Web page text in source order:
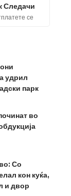
Следачи
се
удрил
парк
во
Со
кон куќа,
и двор